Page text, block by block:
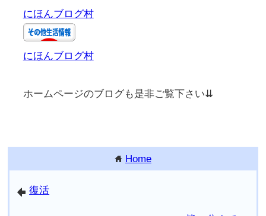
にほんブログ村
にほんブログ村
ホームページのブログも是非ご覧下さい⇊
home Home
arrowleft 復活